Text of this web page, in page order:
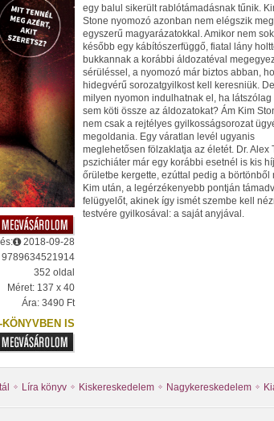
2018-09-28
9789634521914
352 oldal
Méret: 137 x 40
Ára: 3490 Ft
KÖNYVBEN IS
egy balul sikerült rablótámadásnak tűnik.
Stone nyomozó azonban nem elégszik
egyszerű magyarázatokkal. Amikor nem
később egy kábítószerfüggő, fiatal lány
bukkannak a korábbi áldozatéval
sérüléssel, a nyomozó már biztos abban,
hidegvérű sorozatgyilkost kell keresniük. De
milyen nyomon indulhatnak el, ha látszólag
sem köti össze az áldozatokat? Ám Kim
nem csak a rejtélyes gyilkosságsorozat
megoldania. Egy váratlan levél ugyanis
meglehetősen fölzaklatja az életét. Dr. Alex
pszichiáter már egy korábbi esetnél is kis
őrületbe kergette, ezúttal pedig a börtönből
Kim után, a legérzékenyebb pontján
felügyelőt, akinek így ismét szembe kell
testvére gyilkosával: a saját anyjával.
Líra könyv Kiskereskedelem Nagykereskedelem